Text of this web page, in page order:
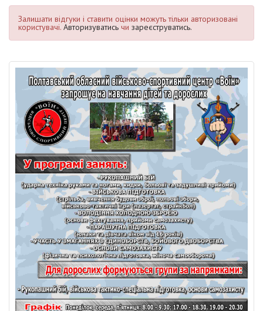
Залишати відгуки і ставити оцінки можуть тільки авторизовані
користувачі. Авторизуватись чи зареєструватись.